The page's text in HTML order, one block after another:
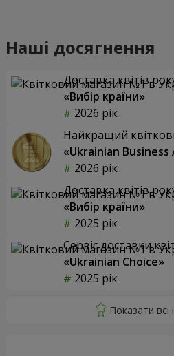
Наші досягнення
Доставка квітів
«Вибір країни»
2026 рік
Найкращий
«Ukrainian Business
2026 рік
Доставка квітів
«Вибір країни»
2025 рік
Сервіс доставки
«Ukrainian Choice»
2025 рік